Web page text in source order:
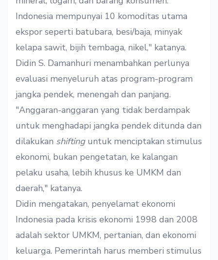
Indonesia mempunyai 10 komoditas utama
ekspor seperti batubara, besi/baja, minyak
kelapa sawit, bijih tembaga, nikel," katanya.
Didin S. Damanhuri menambahkan perlunya
evaluasi menyeluruh atas program-program
jangka pendek, menengah dan panjang.
"Anggaran-anggaran yang tidak berdampak
untuk menghadapi jangka pendek ditunda dan
dilakukan shiftinguntuk menciptakan stimulus
ekonomi, bukan pengetatan, ke kalangan
pelaku usaha, lebih khusus ke UMKM dan
daerah," katanya.
Didin mengatakan, penyelamat ekonomi
Indonesia pada krisis ekonomi 1998 dan 2008
adalah sektor UMKM, pertanian, dan ekonomi
keluarga. Pemerintah harus memberi stimulus